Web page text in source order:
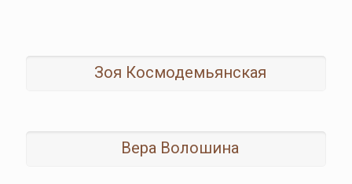
Зоя Космодемьянская
Вера Волошина